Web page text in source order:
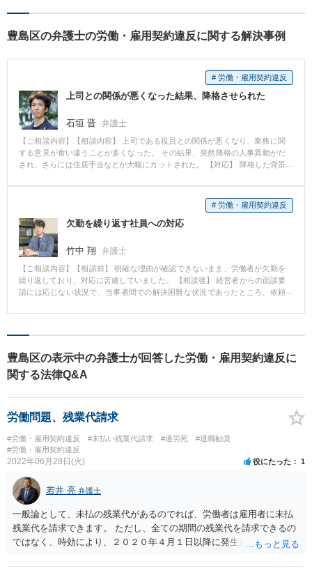
豊島区の弁護士の労働・雇用契約違反に関する解決事例
# 労働・雇用契約違反
上司との関係が悪くなった結果、降格させられた
石垣 晋 弁護士
【ご相談内容】【相談内容】 上司である役員との関係が悪くなり、業務に関
する意見が食い違うことが多くなった。 その結果、突然降格の人事異動がだ
され、さらには住居手当などが大幅にカットされた。 【対応】 降格した背景
業で働き続けたいのかなども確認し、複数の取りうる手段を呈示して、それ
ぞれのメリットおよびデメリットを理解してもらいました。 結果、将来的に
退職をすることを前提に雇用先と争うこととなりました。 【コメント】 とり
うる手段が複数考えられる場合については、複数の手段を提示したうえそれ
ぞれのメリットとデメリットを理解してもらい、相談者の納得いく形で進め
ています。
# 労働・雇用契約違反
欠勤を繰り返す社員への対応
竹中 翔 弁護士
【ご相談内容】【相談前】 明確な理由が確認できないまま、労働者が欠勤を
繰り返しており、対応に苦慮していました。 【相談後】 経営者からの面談要
請には応じない状況で、当事者間での解決困難な状況であったところ、依頼
争に発展することなく円満な解決を図ることが出来ました。 【弁護士のコメ
に退職願を取得し、ご依頼頂いてから事件解決まで1か月以内での短期間での
円満な解決を図ることが出来ました。
豊島区の表示中の弁護士が回答した労働・雇用契約違反に
関する法律Q&A
労働問題、残業代請求
#労働・雇用契約違反 #未払い残業代請求 #過労死
#退職勧奨
#労働・雇用契約違反
2022年06月28日(火) 役にたった 1
若井 亮 弁護士
一般論として、未払の残業代があるのでれば、労働者は雇用者に未払
残業代を請求できます。 ただし、全ての期間の残業代を請求できるの
ではなく、時効により、２０２０年４月１日以降に発生した残業代請
２０年４月１日以前にについては、時効の中断（更新）等の事情がな